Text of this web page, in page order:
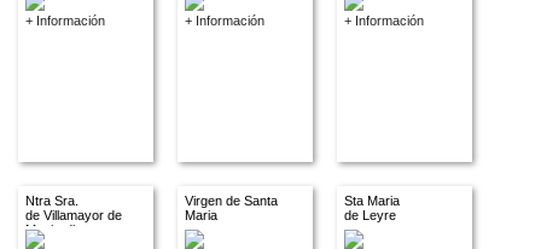
+ Información + Información + Información
Ntra Sra.
de Villamayor de
Monjardin
Virgen de Santa
Maria
Sta Maria
de Leyre